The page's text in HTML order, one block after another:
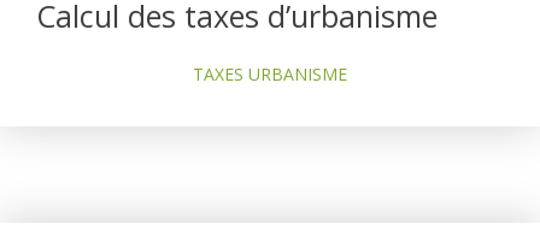
Calcul des taxes d’urbanisme
TAXES URBANISME